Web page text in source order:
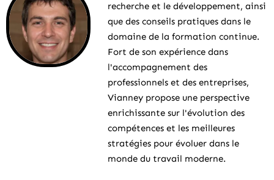
recherche et le développement, ainsi
que des conseils pratiques dans le
domaine de la formation continue.
Fort de son expérience dans
l'accompagnement des
professionnels et des entreprises,
Vianney propose une perspective
enrichissante sur l'évolution des
compétences et les meilleures
stratégies pour évoluer dans le
monde du travail moderne.